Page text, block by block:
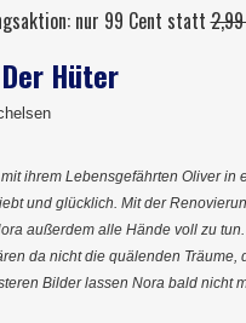
nur 99 Cent statt
Hüter
ihrem Lebensgefährten Oliver in
und glücklich. Mit der
außerdem alle Hände voll zu
da nicht die quälenden Träume,
Bilder lassen Nora bald nicht